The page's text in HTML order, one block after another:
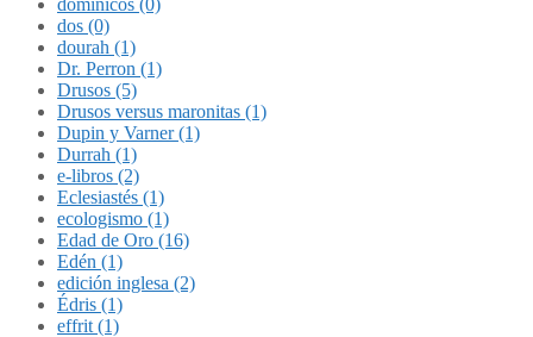
dominicos (0)
dos (0)
dourah (1)
Dr. Perron (1)
Drusos (5)
Drusos versus maronitas (1)
Dupin y Varner (1)
Durrah (1)
e-libros (2)
Eclesiastés (1)
ecologismo (1)
Edad de Oro (16)
Edén (1)
edición inglesa (2)
Édris (1)
effrit (1)